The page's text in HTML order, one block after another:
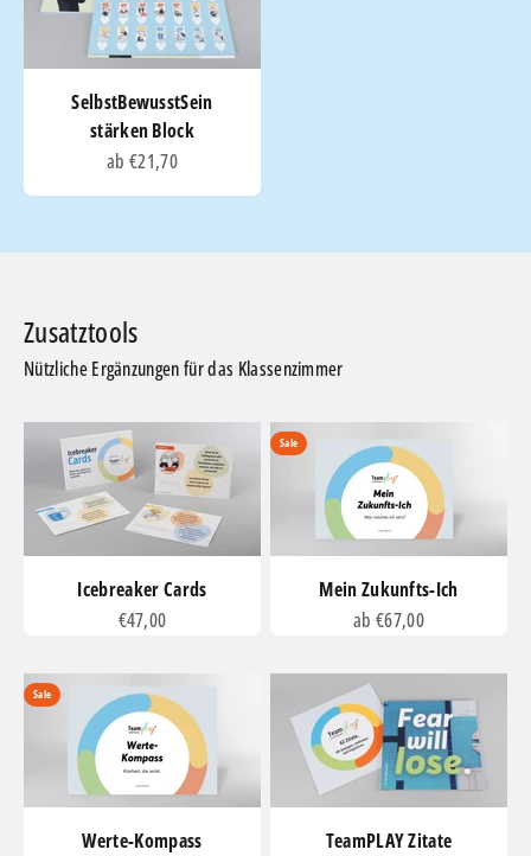
SelbstBewusstSein
stärken Block
Angebot
ab €21,70
Nützliche Ergänzungen für das Klassenzimmer
Icebreaker Cards
Angebot
€47,00
Sale
Mein Zukunfts-Ich
Angebot
ab €67,00
Sale
Werte-Kompass
TeamPLAY Zitate